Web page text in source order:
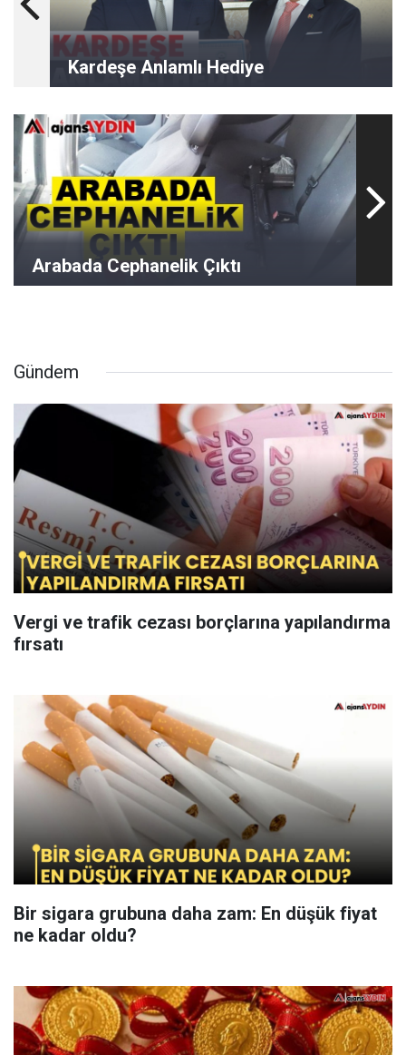
Kardeşe Anlamlı Hediye
Arabada Cephanelik Çıktı
Gündem
Vergi ve trafik cezası borçlarına yapılandırma
fırsatı
Bir sigara grubuna daha zam: En düşük fiyat
ne kadar oldu?